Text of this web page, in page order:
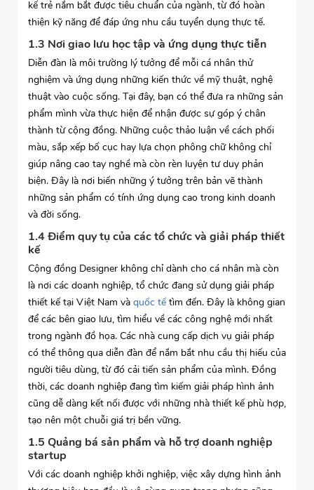
kế trẻ nắm bắt được tiêu chuẩn của ngành, từ đó hoàn
thiện kỹ năng để đáp ứng nhu cầu tuyển dụng thực tế.
1.3 Nơi giao lưu học tập và ứng dụng thực tiễn
Diễn đàn là môi trường lý tưởng để mỗi cá nhân thử
nghiệm và ứng dụng những kiến thức về mỹ thuật, nghệ
thuật vào cuộc sống. Tại đây, bạn có thể đưa ra những sản
phẩm mình vừa thực hiện để nhận được sự góp ý chân
thành từ cộng đồng. Những cuộc thảo luận về cách phối
màu, sắp xếp bố cục hay lựa chọn phông chữ không chỉ
giúp nâng cao tay nghề mà còn rèn luyện tư duy phản
biện. Đây là nơi biến những ý tưởng trên bản vẽ thành
những sản phẩm có tính ứng dụng cao trong kinh doanh
và đời sống.
1.4 Điểm quy tụ của các tổ chức và giải pháp thiết
kế
Cộng đồng Designer không chỉ dành cho cá nhân mà còn
là nơi các doanh nghiệp, tổ chức đang sử dụng giải pháp
thiết kế tại Việt Nam và quốc tế tìm đến. Đây là không gian
để các bên giao lưu, tìm hiểu về các công nghệ mới nhất
trong ngành đồ họa. Các nhà cung cấp dịch vụ giải pháp
có thể thông qua diễn đàn để nắm bắt nhu cầu thị hiếu của
người tiêu dùng, từ đó cải tiến sản phẩm của mình. Đồng
thời, các doanh nghiệp đang tìm kiếm giải pháp hình ảnh
cũng dễ dàng kết nối được với những nhà thiết kế phù hợp,
tạo nên một chuỗi giá trị bền vững.
1.5 Quảng bá sản phẩm và hỗ trợ doanh nghiệp
startup
Với các doanh nghiệp khởi nghiệp, việc xây dựng hình ảnh